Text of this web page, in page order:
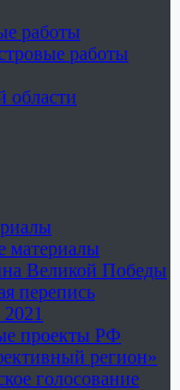
работы
работы
области
материалы
Великой Победы
перепись
проекты РФ
регион»
голосование